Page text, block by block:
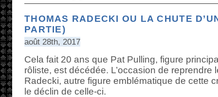
THOMAS RADECKI OU LA CHUTE
PARTIE)
août 28th, 2017
Cela fait 20 ans que Pat Pulling, figure
rôliste, est décédée. L’occasion de reprendre
Radecki, autre figure emblématique de cette
le déclin de celle-ci.